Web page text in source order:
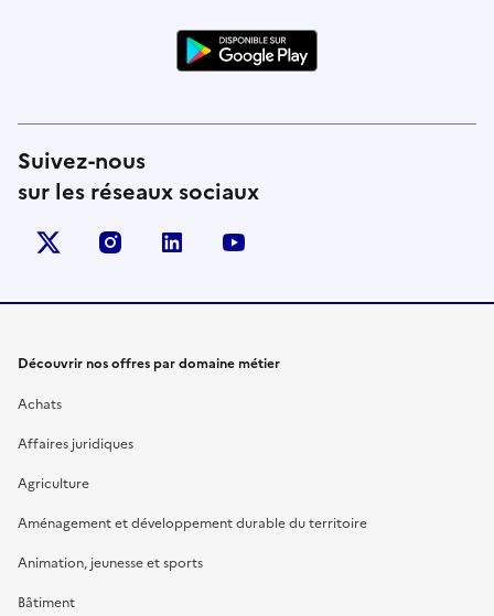
Suivez-nous
sur les réseaux sociaux
X (anciennement Twitter)
instagramlinkedin
Découvrir nos offres par domaine métier
Achats
Affaires juridiques
Agriculture
Aménagement et développement durable du territoire
Animation, jeunesse et sports
Bâtiment